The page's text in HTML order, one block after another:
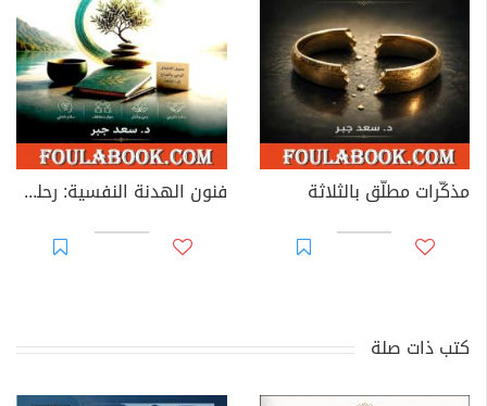
مذكّرات مطلّق بالثلاثة فنون الهدنة النفسية: رحلة لبناء السلام الداخلي والخارجي بالحوار والتفاهم
كتب ذات صلة